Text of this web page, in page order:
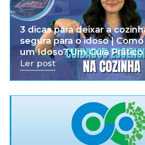
3 dicas para deixar a
segura para o idoso |
um Idoso? Um Guia Prático
Ler post